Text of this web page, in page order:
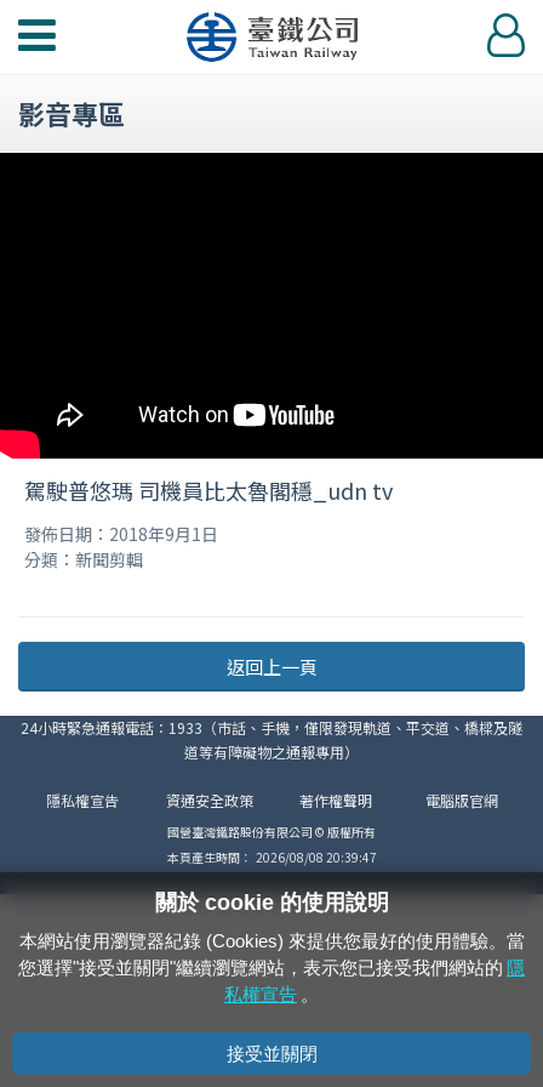
功
選
登
入
影音專區
駕駛普悠瑪 司機員比太魯閣穩_udn tv
發佈日期：2018年9月1日
分類：新聞剪輯
返回上一頁
24小時緊急通報電話：1933（市話、手機，僅限發現軌道、平交道、橋樑及隧
道等有障礙物之通報專用）
隱私權宣告 資通安全政策 著作權聲明 電腦版官網
國營臺灣鐵路股份有限公司 © 版權所有
本頁產生時間： 2026/08/08 20:39:47
關於 cookie 的使用說明
本網站使用瀏覽器紀錄 (Cookies) 來提供您最好的使用體驗。當
您選擇"接受並關閉"繼續瀏覽網站，表示您已接受我們網站的 隱
私權宣告 。
接受並關閉